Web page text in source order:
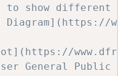
to show different
Diagram](https://
General Public